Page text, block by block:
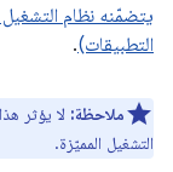
التطبيقات).
ملاحظة: لا يؤثر
التشغيل المميّزة.